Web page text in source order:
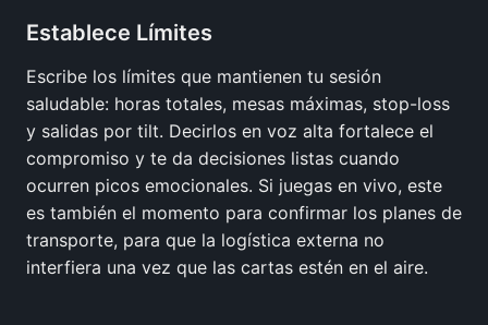
Establece Límites
Escribe los límites que mantienen tu sesión
saludable: horas totales, mesas máximas, stop-loss
y salidas por tilt. Decirlos en voz alta fortalece el
compromiso y te da decisiones listas cuando
ocurren picos emocionales. Si juegas en vivo, este
es también el momento para confirmar los planes de
transporte, para que la logística externa no
interfiera una vez que las cartas estén en el aire.